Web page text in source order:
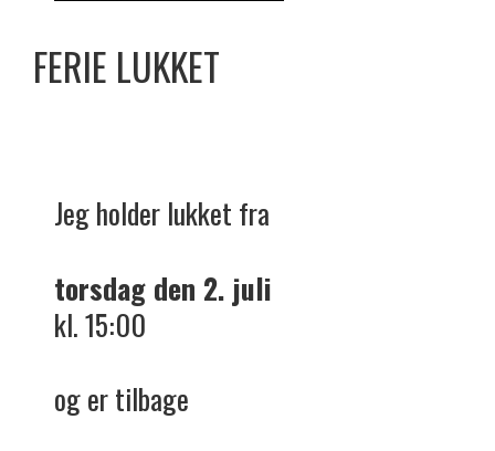
FERIE LUKKET
Jeg holder lukket fra
torsdag den 2. juli
kl. 15:00
og er tilbage